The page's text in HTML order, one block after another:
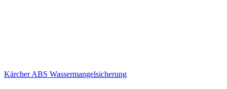
Kärcher ABS Wassermangelsicherung